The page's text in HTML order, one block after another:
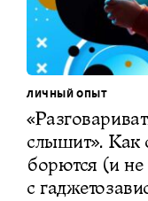
ЛИЧНЫЙ ОПЫТ
слышит». Как
борются (и
с